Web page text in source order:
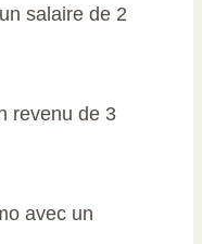
salaire de 2
revenu de 3
avec un